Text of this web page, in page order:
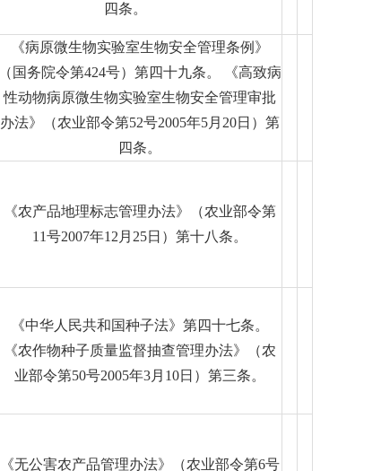
四条。
《病原微生物实验室生物安全管理条例》
（国务院令第424号）第四十九条。 《高致病
性动物病原微生物实验室生物安全管理审批
办法》（农业部令第52号2005年5月20日）第
四条。
《农产品地理标志管理办法》（农业部令第
11号2007年12月25日）第十八条。
《中华人民共和国种子法》第四十七条。
《农作物种子质量监督抽查管理办法》（农
业部令第50号2005年3月10日）第三条。
《无公害农产品管理办法》（农业部令第6号